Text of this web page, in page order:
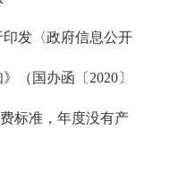
发〈政府信息公开
（国办函〔2020〕
标准，年度没有产